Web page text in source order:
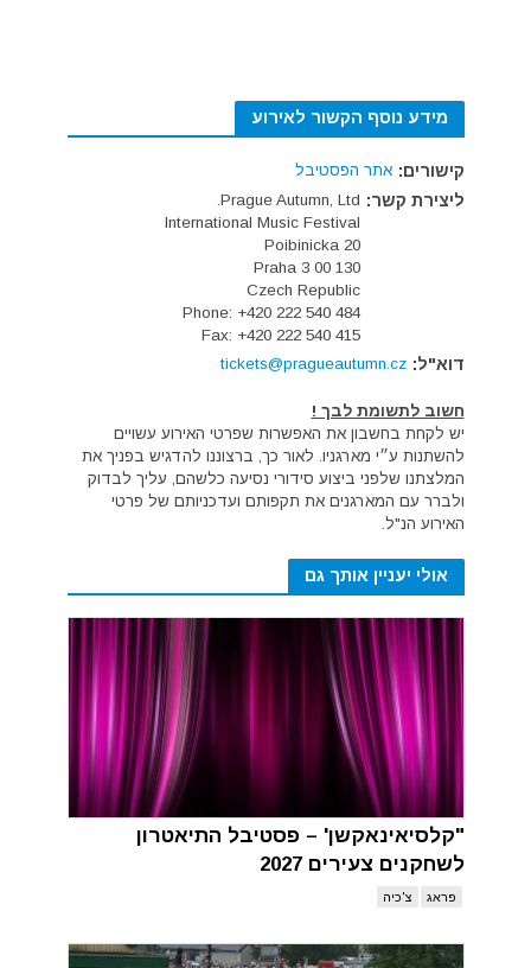
מידע נוסף הקשור לאירוע
קישורים: אתר הפסטיבל
ליצירת קשר: Prague Autumn, Ltd.
International Music Festival
Poibinicka 20
130 00 Praha 3
Czech Republic
Phone: +420 222 540 484
Fax: +420 222 540 415
דוא"ל: tickets@pragueautumn.cz
חשוב לתשומת לבך !
יש לקחת בחשבון את האפשרות שפרטי האירוע עשויים
להשתנות ע״י מארגניו. לאור כך, ברצוננו להדגיש בפניך את
המלצתנו שלפני ביצוע סידורי נסיעה כלשהם, עליך לבדוק
ולברר עם המארגנים את תקפותם ועדכניותם של פרטי
האירוע הנ"ל.
אולי יעניין אותך גם
"קלסיאינאקשן' – פסטיבל התיאטרון
לשחקנים צעירים 2027
פראג צ'כיה